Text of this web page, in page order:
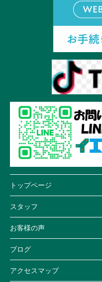
トップページ
スタッフ
お客様の声
ブログ
アクセスマップ